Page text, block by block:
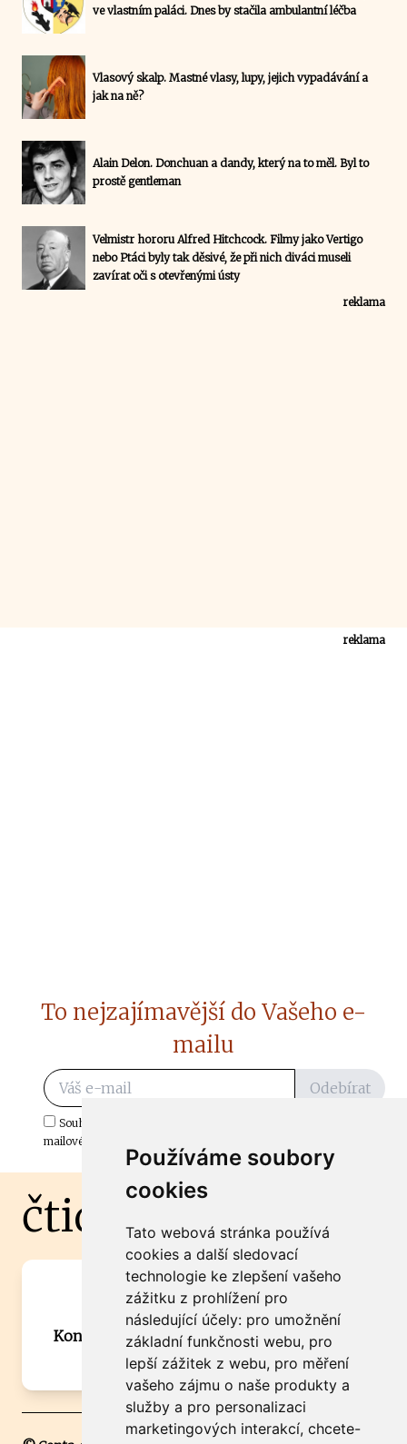
Používáme soubory
cookies
Tato webová stránka používá
cookies a další sledovací
technologie ke zlepšení vašeho
zážitku z prohlížení pro
následující účely: pro umožnění
základní funkčnosti webu, pro
lepší zážitek z webu, pro měření
vašeho zájmu o naše produkty a
služby a pro personalizaci
marketingových interakcí, chcete-
ve vlastním paláci. Dnes by stačila ambulantní léčba
Vlasový skalp. Mastné vlasy, lupy, jejich vypadávání a
jak na ně?
Alain Delon. Donchuan a dandy, který na to měl. Byl to
prostě gentleman
Velmistr hororu Alfred Hitchcock. Filmy jako Vertigo
nebo Ptáci byly tak děsivé, že při nich diváci museli
zavírat oči s otevřenými ústy
reklama
reklama
To nejzajímavější do Vašeho e-
mailu
Odebírat
Souhlasím s odběrem důležitých zpráv ze ČtiDoma.cz do mé e-
mailové schránky.
čtidoma.cz
Máte zajímavou informaci? Chcete
spolupracovat?
Kontaktujte šéfredaktora Martina Chalupu:
chalupa@ctidoma.cz